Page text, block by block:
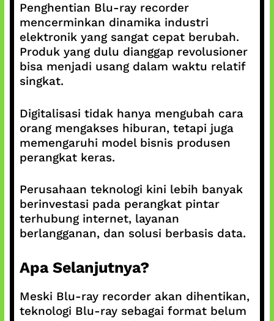
Penghentian Blu-ray recorder
mencerminkan dinamika industri
elektronik yang sangat cepat berubah.
Produk yang dulu dianggap revolusioner
bisa menjadi usang dalam waktu relatif
singkat.
Digitalisasi tidak hanya mengubah cara
orang mengakses hiburan, tetapi juga
memengaruhi model bisnis produsen
perangkat keras.
Perusahaan teknologi kini lebih banyak
berinvestasi pada perangkat pintar
terhubung internet, layanan
berlangganan, dan solusi berbasis data.
Apa Selanjutnya?
Meski Blu-ray recorder akan dihentikan,
teknologi Blu-ray sebagai format belum